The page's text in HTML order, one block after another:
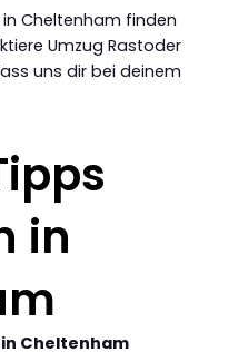
Cheltenham finden
Umzug Rastoder
uns dir bei deinem
in
Cheltenham